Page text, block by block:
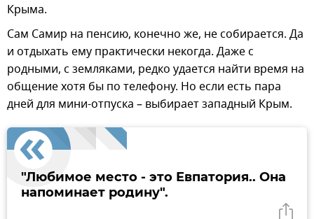
Крыма.
Сам Самир на пенсию, конечно же, не собирается. Да
и отдыхать ему практически некогда. Даже с
родными, с земляками, редко удается найти время на
общение хотя бы по телефону. Но если есть пара
дней для мини-отпуска – выбирает западный Крым.
"Любимое место - это Евпатория.. Она
напоминает родину".